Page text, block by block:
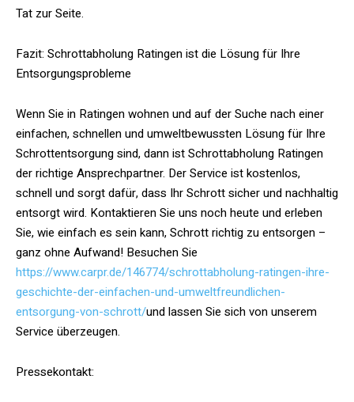
Tat zur Seite.
Fazit: Schrottabholung Ratingen ist die Lösung für Ihre
Entsorgungsprobleme
Wenn Sie in Ratingen wohnen und auf der Suche nach einer
einfachen, schnellen und umweltbewussten Lösung für Ihre
Schrottentsorgung sind, dann ist Schrottabholung Ratingen
der richtige Ansprechpartner. Der Service ist kostenlos,
schnell und sorgt dafür, dass Ihr Schrott sicher und nachhaltig
entsorgt wird. Kontaktieren Sie uns noch heute und erleben
Sie, wie einfach es sein kann, Schrott richtig zu entsorgen –
ganz ohne Aufwand! Besuchen Sie
https://www.carpr.de/146774/schrottabholung-ratingen-ihre-
geschichte-der-einfachen-und-umweltfreundlichen-
entsorgung-von-schrott/und lassen Sie sich von unserem
Service überzeugen.
Pressekontakt: